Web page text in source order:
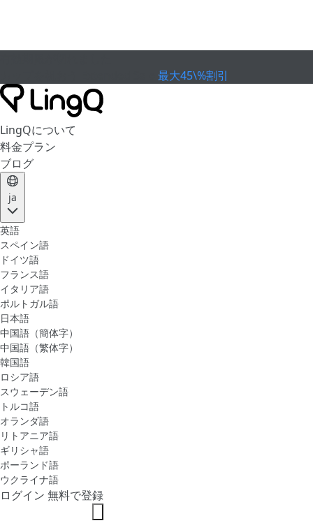
最大45\%割引
LingQについて
料金プラン
ブログ
ja
英語
スペイン語
ドイツ語
フランス語
イタリア語
ポルトガル語
日本語
中国語（簡体字）
中国語（繁体字）
韓国語
ロシア語
スウェーデン語
トルコ語
オランダ語
リトアニア語
ギリシャ語
ポーランド語
ウクライナ語
ログイン 無料で登録